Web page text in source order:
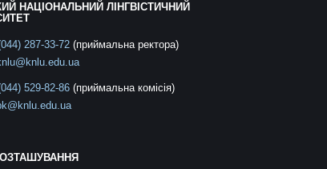
НАЦІОНАЛЬНИЙ ЛІНГВІСТИЧНИЙ
287-33-72 (приймальна ректора)
529-82-86 (приймальна комісія)